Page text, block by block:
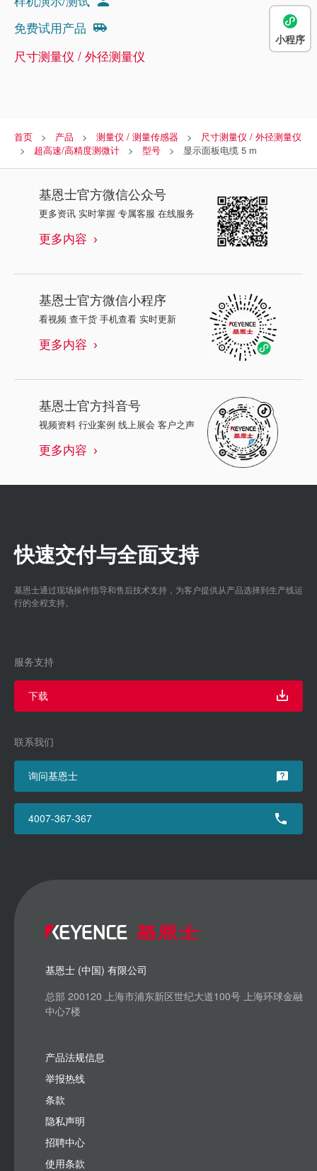
免费试用产品
尺寸测量仪 / 外径测量仪
首页 产品 测量仪 / 测量传感器
尺寸测量仪 / 外径测量仪
超高速/高精度测微计
型号 显示面板电缆 5 m
基恩士官方微信公众号
更多资讯 实时掌握 专属客服 在线服务
更多内容
基恩士官方微信小程序
看视频 查干货 手机查看 实时更新
更多内容
基恩士官方抖音号
视频资料 行业案例 线上展会 客户之声
更多内容
快速交付与全面支持
基恩士通过现场操作指导和售后技术支持，为客户提供从产品选择到生产线运
行的全程支持。
服务支持
下载
联系我们
询问基恩士
4007-367-367
基恩士 (中国) 有限公司
总部 200120 上海市浦东新区世纪大道100号 上海环球金融
中心7楼
产品法规信息
举报热线
条款
隐私声明
招聘中心
使用条款
小程序